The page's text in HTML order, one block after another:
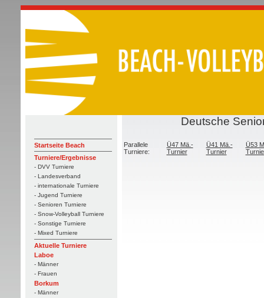
Startseite Beach
Turniere/Ergebnisse
- DVV Turniere
- Landesverband
- internationale Turniere
- Jugend Turniere
- Senioren Turniere
- Snow-Volleyball Turniere
- Sonstige Turniere
- Mixed Turniere
Aktuelle Turniere
Laboe
- Männer
- Frauen
Borkum
- Männer
Deutsche
Parallele
Turniere:
Ü47 Mä.-
Turnier
Ü41 Mä.-
Turnier
Ü53